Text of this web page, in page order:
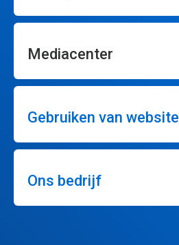
Mediacenter
Gebruiken van website
Ons bedrijf